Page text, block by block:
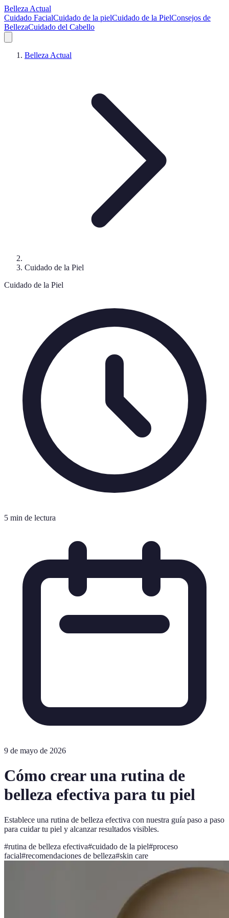
Belleza Actual
Cuidado FacialCuidado de la pielCuidado de la PielConsejos de
BellezaCuidado del Cabello
Belleza Actual
Cuidado de la Piel
Cuidado de la Piel
5 min de lectura
9 de mayo de 2026
Cómo crear una rutina de
belleza efectiva para tu piel
Establece una rutina de belleza efectiva con nuestra guía paso a paso
para cuidar tu piel y alcanzar resultados visibles.
#rutina de belleza efectiva#cuidado de la piel#proceso
facial#recomendaciones de belleza#skin care